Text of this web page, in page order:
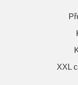
XXL